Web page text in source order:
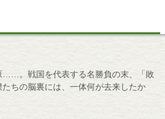
。戦国を代表する名勝負の末、「敗
ちの脳裏には、一体何が去来したか